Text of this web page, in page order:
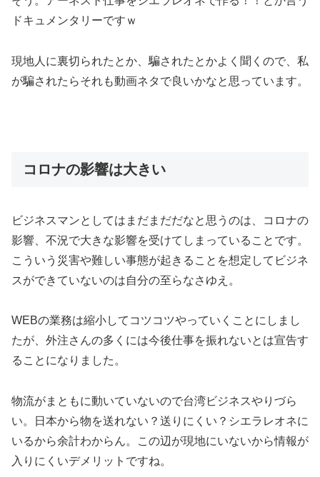
ドキュメンタリーですｗ
現地人に裏切られたとか、騙されたとかよく聞くので、私
が騙されたらそれも動画ネタで良いかなと思っています。
コロナの影響は大きい
ビジネスマンとしてはまだまだだなと思うのは、コロナの
影響、不況で大きな影響を受けてしまっていることです。
こういう災害や難しい事態が起きることを想定してビジネ
スができていないのは自分の至らなさゆえ。
WEBの業務は縮小してコツコツやっていくことにしまし
たが、外注さんの多くには今後仕事を振れないとは宣告す
ることになりました。
物流がまともに動いていないので台湾ビジネスやりづら
い。日本から物を送れない？送りにくい？シエラレオネに
いるから余計わからん。この辺が現地にいないから情報が
入りにくいデメリットですね。